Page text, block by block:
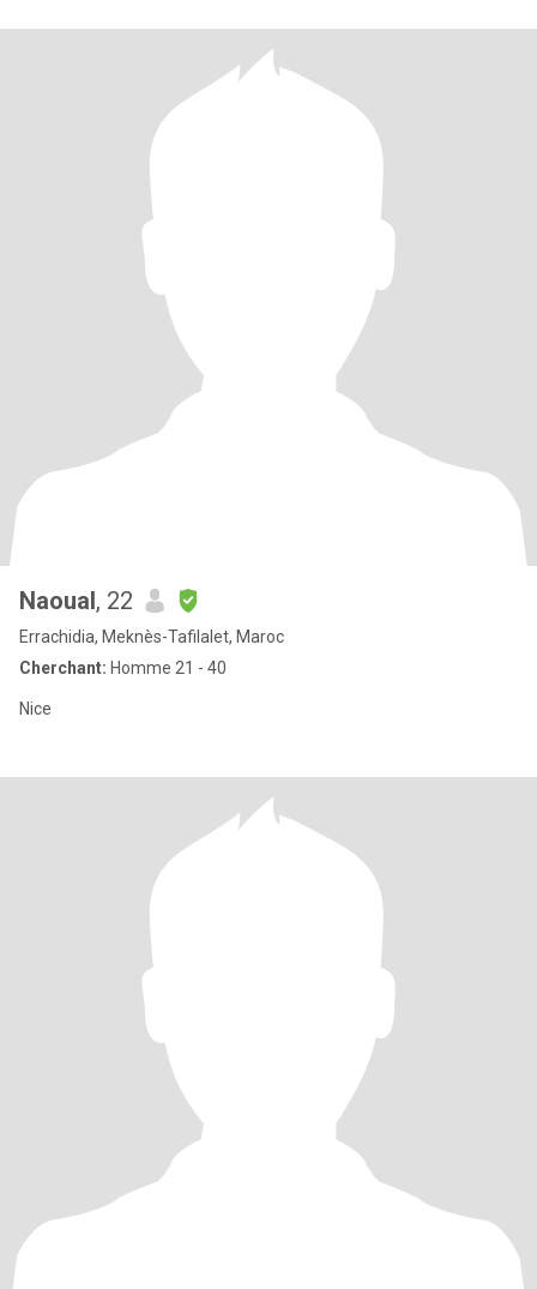
Naoual, 22
Errachidia, Meknès-Tafilalet, Maroc
Cherchant: Homme 21 - 40
Nice